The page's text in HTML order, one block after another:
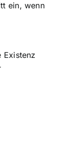
ein, wenn
Existenz